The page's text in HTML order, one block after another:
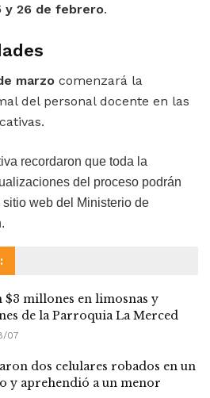
y 26 de febrero.
marzo comenzará la
del personal docente en las
recordaron que toda la
del proceso podrán
web del Ministerio de
$3 millones en limosnas y
de la Parroquia La Merced
07
dos celulares robados en un
y aprehendió a un menor